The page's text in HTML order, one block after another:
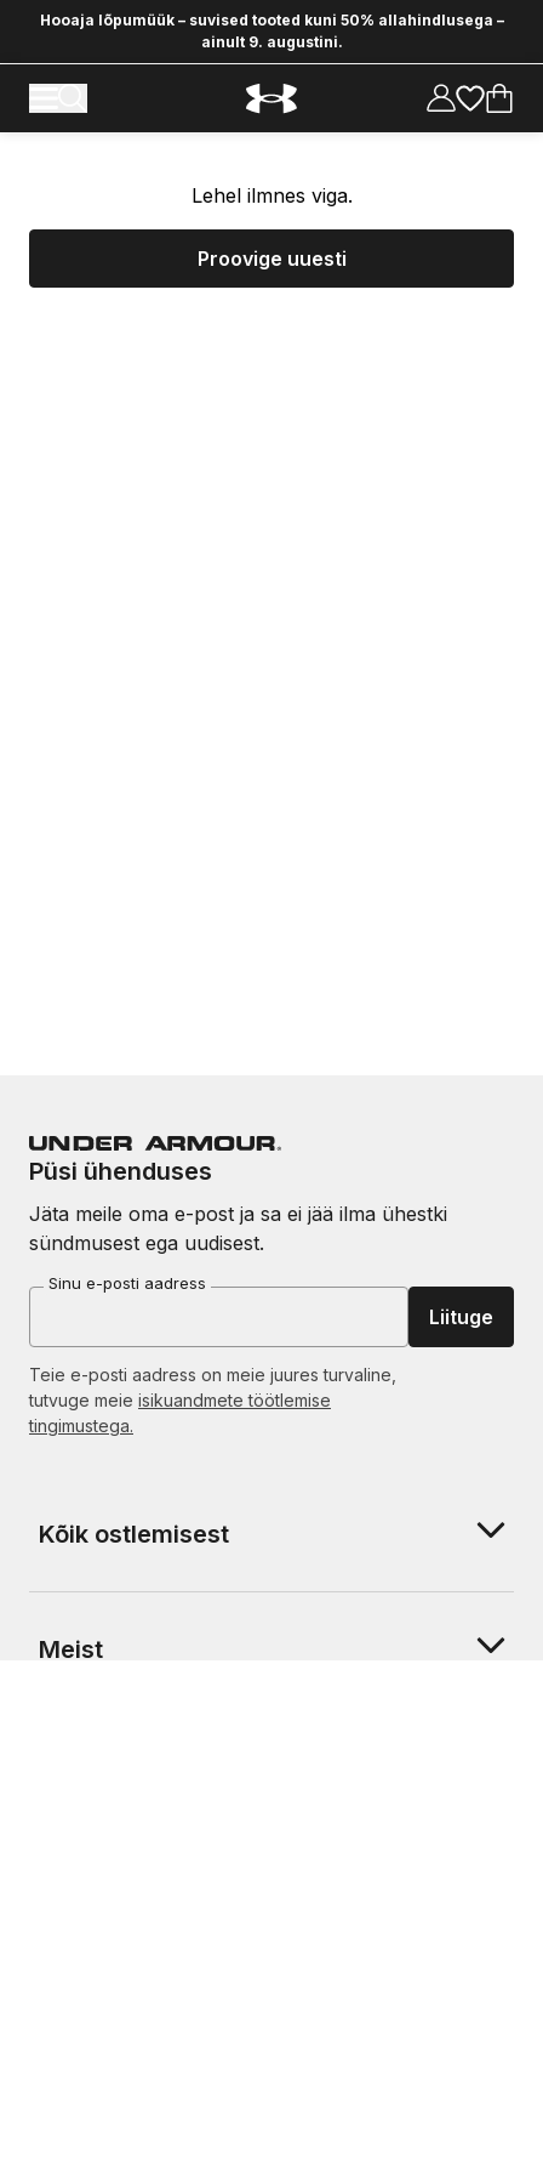
Hooaja lõpumüük – suvised tooted kuni 50% allahindlusega –
ainult 9. augustini.
Lehel ilmnes viga.
Proovige uuesti
Püsi ühenduses
Jäta meile oma e-post ja sa ei jää ilma ühestki
sündmusest ega uudisest.
Sinu e-posti aadress
Liituge
Teie e-posti aadress on meie juures turvaline,
tutvuge meie isikuandmete töötlemise
tingimustega.
Kõik ostlemisest
Meist